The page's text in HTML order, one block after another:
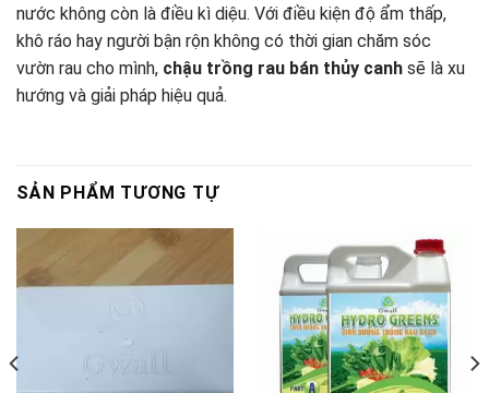
nước không còn là điều kì diệu. Với điều kiện độ ẩm thấp,
khô ráo hay người bận rộn không có thời gian chăm sóc
vườn rau cho mình, chậu trồng rau bán thủy canh sẽ là xu
hướng và giải pháp hiệu quả.
SẢN PHẨM TƯƠNG TỰ